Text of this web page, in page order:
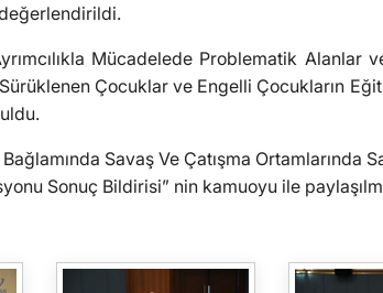
Mücadelede Problematik Alanlar
Çocuklar ve Engelli Çocukların
Savaş Ve Çatışma Ortamlarında
Sonuç Bildirisi” nin kamuoyu ile